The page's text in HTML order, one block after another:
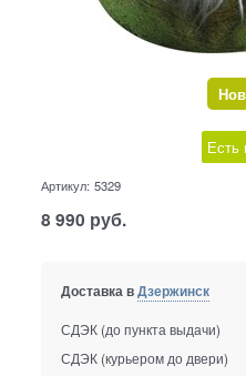
Есть
Артикул: 5329
8 990 руб.
Доставка вДзержинск
СДЭК (до пункта выдачи)
СДЭК (курьером до двери)